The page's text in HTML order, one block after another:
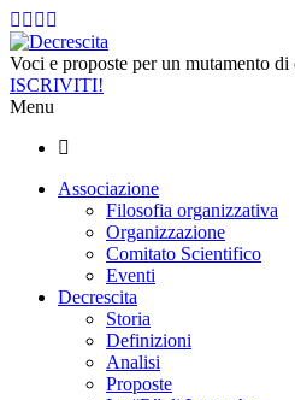
Voci e proposte per un mutamento di
ISCRIVITI!
Menu
Associazione
Filosofia organizzativa
Organizzazione
Comitato Scientifico
Eventi
Decrescita
Storia
Definizioni
Analisi
Proposte